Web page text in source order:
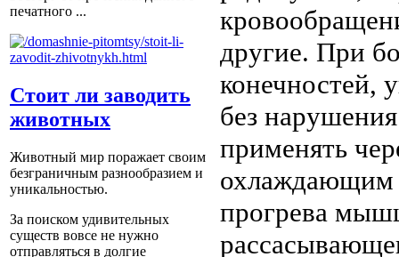
печатного ...
Стоит ли заводить
животных
Животный мир поражает своим
безграничным разнообразием и
уникальностью.
За поиском удивительных
существ вовсе не нужно
отправляться в долгие
другие. При
конечностей,
без
применять
охлаждающим
прогрева